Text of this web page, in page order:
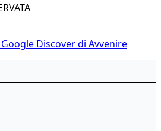
Discover di Avvenire